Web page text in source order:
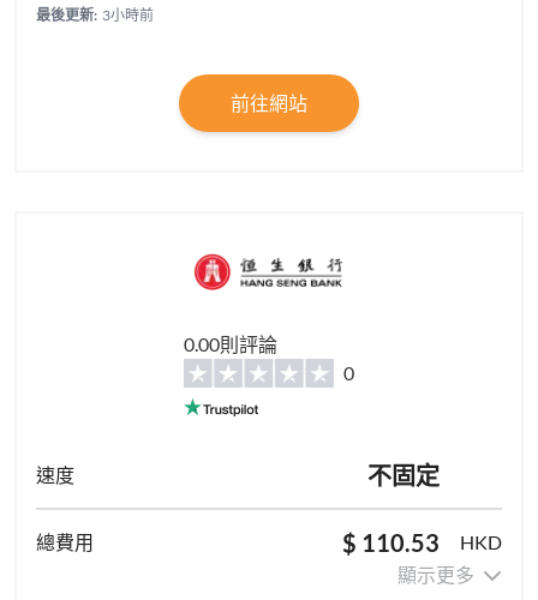
最後更新: 3小時前
前往網站
0.00則評論
0
不固定
$ 110.53
HKD
顯示更多